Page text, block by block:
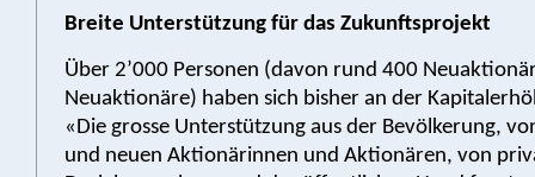
Breite Unterstützung für das Zukunftsprojekt
Über 2’000 Personen (davon rund 400
Neuaktionäre) haben sich bisher an der
«Die grosse Unterstützung aus der Bevölkerung,
und neuen Aktionärinnen und Aktionären, von